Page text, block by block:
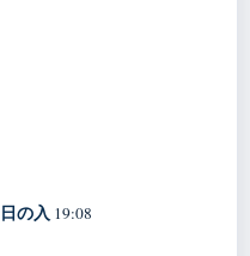
日の入 19:08